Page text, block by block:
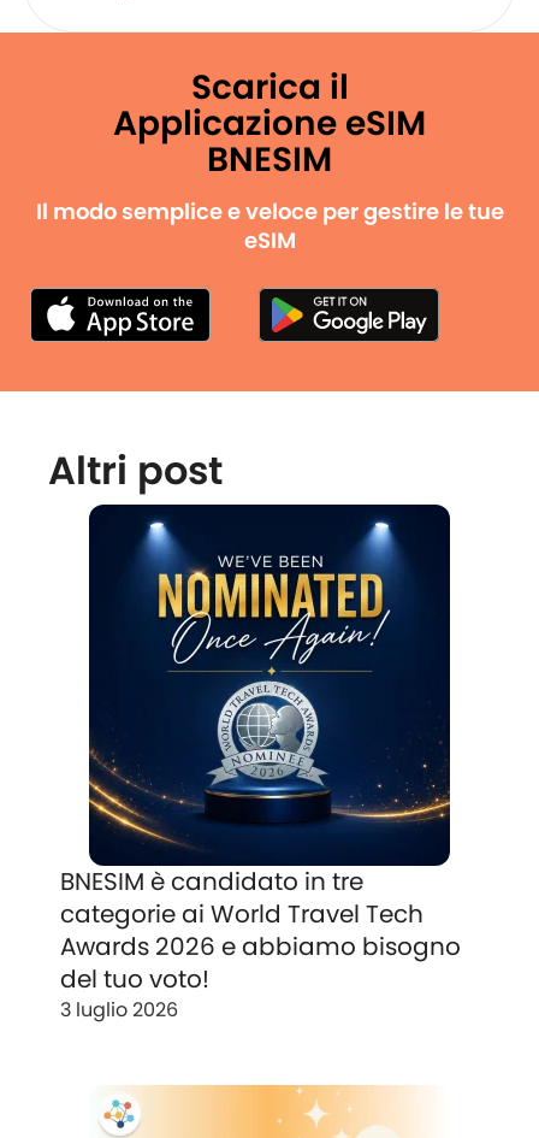
Scarica il
Applicazione eSIM
BNESIM
Il modo semplice e veloce per gestire le tue
eSIM
Altri post
BNESIM è candidato in tre
categorie ai World Travel Tech
Awards 2026 e abbiamo bisogno
del tuo voto!
3 luglio 2026